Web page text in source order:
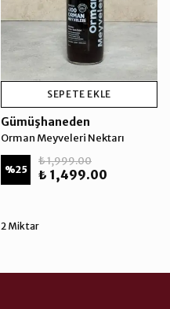
SEPETE EKLE
Gümüşhaneden
Orman Meyveleri Nektarı
%25
₺ 1,999.00
₺ 1,499.00
2 Miktar